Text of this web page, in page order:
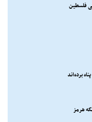
فلسطین
برده‌اند
هرمز